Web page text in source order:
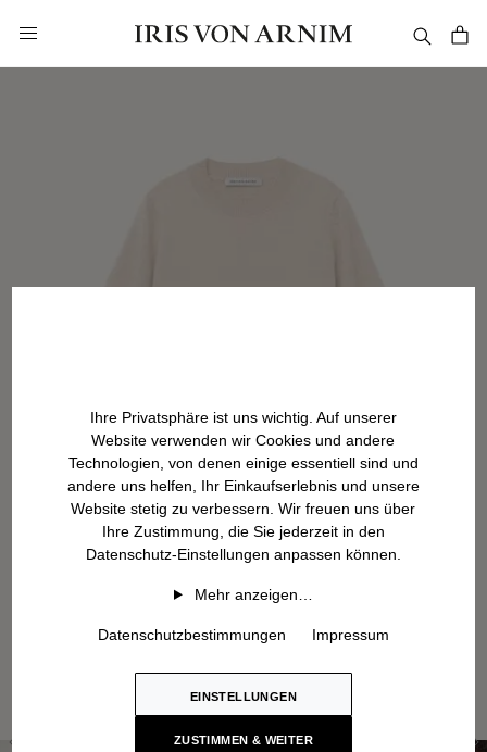
Ihre Privatsphäre ist uns wichtig. Auf unserer
Website verwenden wir Cookies und andere
Technologien, von denen einige essentiell sind und
andere uns helfen, Ihr Einkaufserlebnis und unsere
Website stetig zu verbessern. Wir freuen uns über
Ihre Zustimmung, die Sie jederzeit in den
Datenschutz-Einstellungen anpassen können.
Mehr anzeigen…
Datenschutzbestimmungen Impressum
EINSTELLUNGEN
ZUSTIMMEN & WEITER